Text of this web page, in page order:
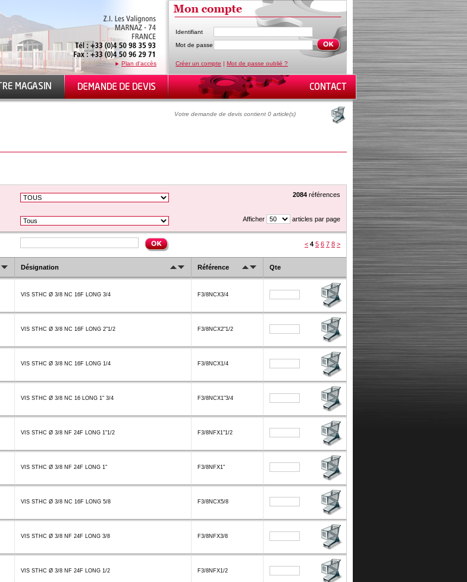
Plan d'accès
Identifiant
Mot de passe
Créer un compte | Mot de passe oublié ?
Votre demande de devis contient 0 article(s)
2084 références
Afficher articles par page
< 4 5 6 7 8 >
Désignation Référence Qte
VIS STHC Ø 3/8 NC 16F LONG 3/4 F3/8NCX3/4
VIS STHC Ø 3/8 NC 16F LONG 2"1/2 F3/8NCX2"1/2
VIS STHC Ø 3/8 NC 16F LONG 1/4 F3/8NCX1/4
VIS STHC Ø 3/8 NC 16 LONG 1" 3/4 F3/8NCX1"3/4
VIS STHC Ø 3/8 NF 24F LONG 1"1/2 F3/8NFX1"1/2
VIS STHC Ø 3/8 NF 24F LONG 1" F3/8NFX1"
VIS STHC Ø 3/8 NC 16F LONG 5/8 F3/8NCX5/8
VIS STHC Ø 3/8 NF 24F LONG 3/8 F3/8NFX3/8
VIS STHC Ø 3/8 NF 24F LONG 1/2 F3/8NFX1/2